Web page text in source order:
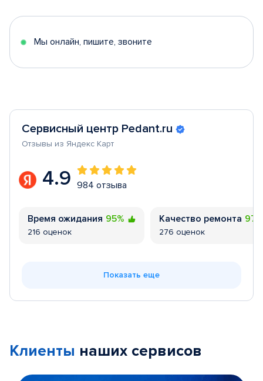
5
Мы онлайн, пишите, звоните
Сервисный центр Pedant.ru
Отзывы из Яндекс Карт
4.9 984 отзыва
Время ожидания 95%
216 оценок
Качество ремонта
276 оценок
Показать еще
Клиенты наших сервисов